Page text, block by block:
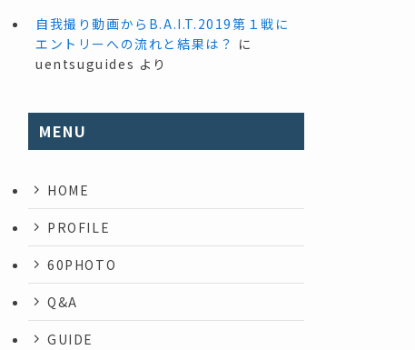
自我撮り動画からB.A.I.T.2019第１戦に
エントリーへの流れと結果は？ に
uentsuguides より
MENU
HOME
PROFILE
60PHOTO
Q&A
GUIDE